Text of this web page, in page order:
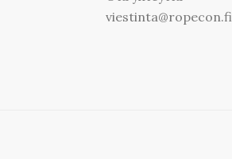
viestinta@ropecon.fi